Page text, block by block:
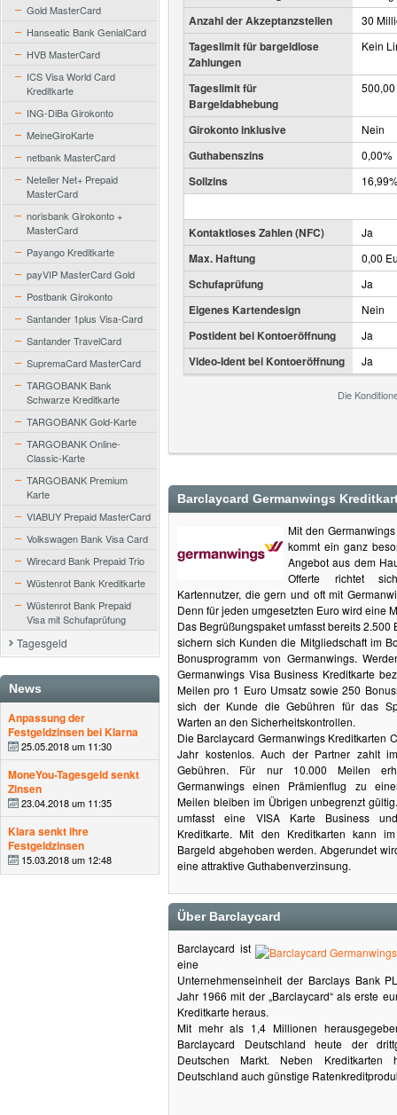
Gold MasterCard
Hanseatic Bank GenialCard
HVB MasterCard
ICS Visa World Card
Kreditkarte
ING-DiBa Girokonto
MeineGiroKarte
netbank MasterCard
Neteller Net+ Prepaid
MasterCard
norisbank Girokonto +
MasterCard
Payango Kreditkarte
payVIP MasterCard Gold
Postbank Girokonto
Santander 1plus Visa-Card
Santander TravelCard
SupremaCard MasterCard
TARGOBANK Bank
Schwarze Kreditkarte
TARGOBANK Gold-Karte
TARGOBANK Online-
Classic-Karte
TARGOBANK Premium
Karte
VIABUY Prepaid MasterCard
Volkswagen Bank Visa Card
Wirecard Bank Prepaid Trio
Wüstenrot Bank Kreditkarte
Wüstenrot Bank Prepaid
Visa mit Schufaprüfung
Tagesgeld
News
Anpassung der
Festgeldzinsen bei Klarna
25.05.2018 um 11:30
MoneYou-Tagesgeld senkt
Zinsen
23.04.2018 um 11:35
Klara senkt ihre
Festgeldzinsen
15.03.2018 um 12:48
Anzahl der Akzeptanzstellen 30
Tageslimit für bargeldlose
Zahlungen
Kein
Tageslimit für
Bargeldabhebung
Girokonto inklusive Nein
Guthabenszins 0,00%
Sollzins
Kontaktloses Zahlen (NFC) Ja
Max. Haftung 0,00
Schufaprüfung Ja
Eigenes Kartendesign Nein
Postident bei Kontoeröffnung Ja
Video-Ident bei Kontoeröffnung Ja
Die
Barclaycard Germanwings
Mit den
kommt ein ganz
Angebot aus dem
Offerte richtet
Kartennutzer, die gern und oft mit
Denn für jeden umgesetzten Euro wird eine
Das Begrüßungspaket umfasst bereits 2.500
sichern sich Kunden die Mitgliedschaft im
Bonusprogramm von Germanwings.
Germanwings Visa Business Kreditkarte
Meilen pro 1 Euro Umsatz sowie 250
sich der Kunde die Gebühren für das
Warten an den Sicherheitskontrollen.
Die Barclaycard Germanwings Kreditkarten
Jahr kostenlos. Auch der Partner zahlt
Gebühren. Für nur 10.000 Meilen
Germanwings einen Prämienflug zu
Meilen bleiben im Übrigen unbegrenzt
umfasst eine VISA Karte Business
Kreditkarte. Mit den Kreditkarten kann
Bargeld abgehoben werden. Abgerundet
eine attraktive Guthabenverzinsung.
Über Barclaycard
Barclaycard ist
eine
Unternehmenseinheit der Barclays Bank
Jahr 1966 mit der „Barclaycard“ als erste
Kreditkarte heraus.
Mit mehr als 1,4 Millionen
Barclaycard Deutschland heute der
Deutschen Markt. Neben Kreditkarten
Deutschland auch günstige